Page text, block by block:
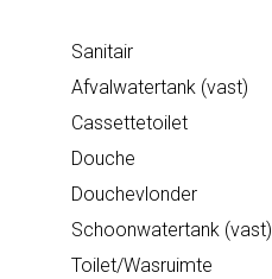
Sanitair
Afvalwatertank (vast)
Cassettetoilet
Douche
Douchevlonder
Schoonwatertank (vast)
Toilet/Wasruimte